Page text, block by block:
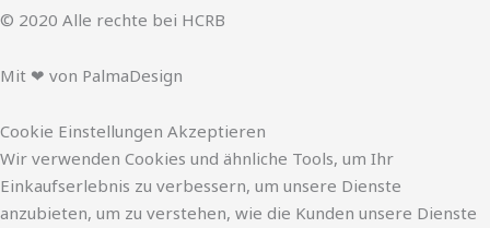
© 2020 Alle rechte bei HCRB
Mit ❤ von PalmaDesign
Cookie Einstellungen Akzeptieren
Wir verwenden Cookies und ähnliche Tools, um Ihr
Einkaufserlebnis zu verbessern, um unsere Dienste
anzubieten, um zu verstehen, wie die Kunden unsere Dienste